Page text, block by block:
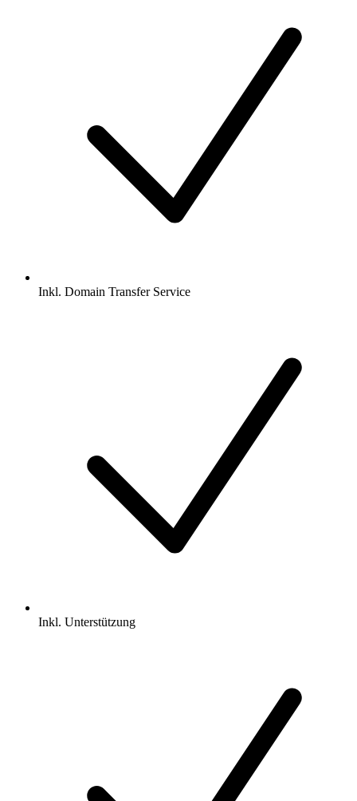
Inkl. Domain Transfer Service
Inkl. Unterstützung